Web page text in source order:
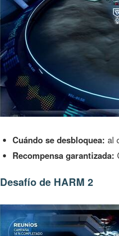
Cuándo se desbloquea: al
Recompensa garantizada:
Desafío de HARM 2